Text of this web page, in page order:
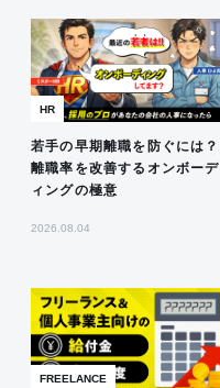
HR
若手の早期離職を防ぐには？
離職率を改善するオンボーデ
ィングの極意
2026.08.04
FREELANCE